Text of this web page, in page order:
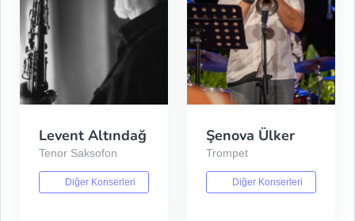
Levent Altındağ
Tenor Saksofon
Diğer Konserleri
Şenova Ülker
Trompet
Diğer Konserleri